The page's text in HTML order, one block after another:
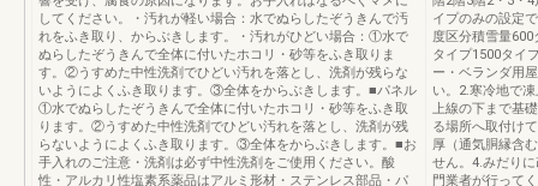
してください。・汚れが軽い場合：水でぬらしたぞうきんで汚
れをふき取り、からぶきします。・汚れがひどい場合：①水で
ぬらしたぞうきんで全体に付いたホコリ・砂等をふき取りま
す。②うすめた中性洗剤でひどい汚れを落とし、洗剤が残らな
いようによくふき取ります。③全体をからぶきします。■パネル
①水でぬらしたぞうきんで全体に付いたホコリ・砂等をふき取
ります。②うすめた中性洗剤でひどい汚れを落とし、洗剤が残
らないようによくふき取ります。③全体をからぶきします。■お
手入れのご注意・洗剤は必ず中性洗剤をご使用ください。酸
性・アルカリ性塩素系薬品はアルミ形材・ステンレス部品・パ
イプのみの設定
度区分積雪量
タイプ1500タイ
ー・ベランダ用
い。2.寒冷地で
上線の下まで基
る場所へ取付け
厚（通気胴縁含
せん。4.みだり
門業者が行って